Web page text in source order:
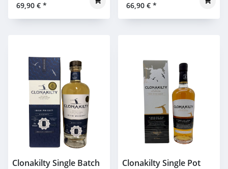
69,90 € * 66,90 € *
Clonakilty Single Batch
Clonakilty Single Pot